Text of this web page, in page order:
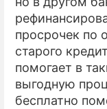
просрочек по
старого
помогает в
выгодную
бесплатно